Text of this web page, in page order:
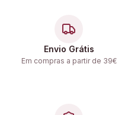
Envio Grátis
Em compras a partir de 39€